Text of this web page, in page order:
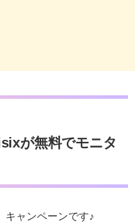
が無料でモニタ
キャンペーンです♪